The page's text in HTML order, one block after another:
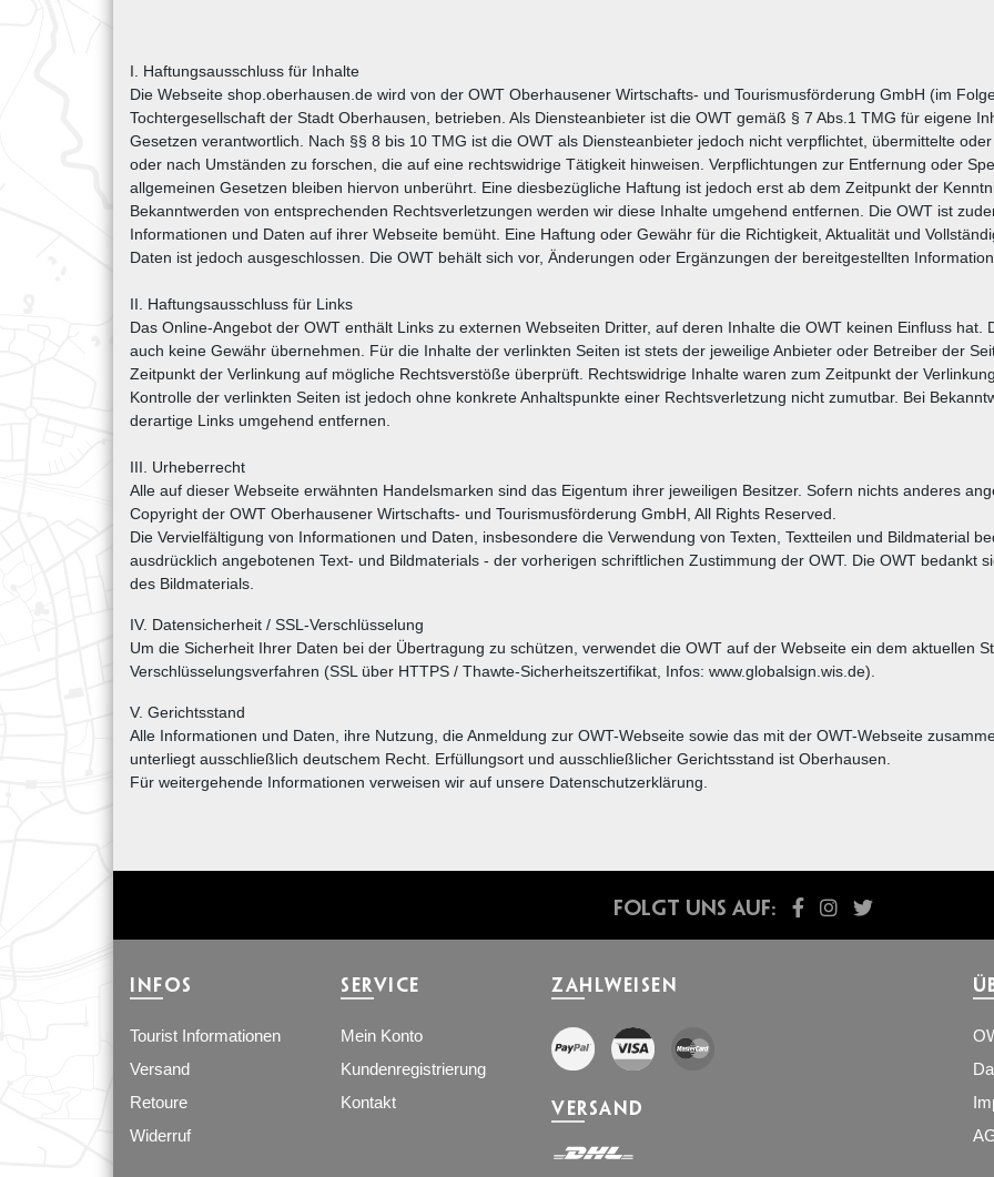
I. Haftungsausschluss für Inhalte
Die Webseite shop.oberhausen.de wird von der OWT Oberhausener Wirtschafts- und Tourismusförderung GmbH (im
Tochtergesellschaft der Stadt Oberhausen, betrieben. Als Diensteanbieter ist die OWT gemäß § 7 Abs.1 TMG für eigene
Gesetzen verantwortlich. Nach §§ 8 bis 10 TMG ist die OWT als Diensteanbieter jedoch nicht verpflichtet, übermittelte
oder nach Umständen zu forschen, die auf eine rechtswidrige Tätigkeit hinweisen. Verpflichtungen zur Entfernung oder
allgemeinen Gesetzen bleiben hiervon unberührt. Eine diesbezügliche Haftung ist jedoch erst ab dem Zeitpunkt der
Bekanntwerden von entsprechenden Rechtsverletzungen werden wir diese Inhalte umgehend entfernen. Die OWT ist
Informationen und Daten auf ihrer Webseite bemüht. Eine Haftung oder Gewähr für die Richtigkeit, Aktualität und
Daten ist jedoch ausgeschlossen. Die OWT behält sich vor, Änderungen oder Ergänzungen der bereitgestellten
II. Haftungsausschluss für Links
Das Online-Angebot der OWT enthält Links zu externen Webseiten Dritter, auf deren Inhalte die OWT keinen Einfluss
auch keine Gewähr übernehmen. Für die Inhalte der verlinkten Seiten ist stets der jeweilige Anbieter oder Betreiber der
Zeitpunkt der Verlinkung auf mögliche Rechtsverstöße überprüft. Rechtswidrige Inhalte waren zum Zeitpunkt der
Kontrolle der verlinkten Seiten ist jedoch ohne konkrete Anhaltspunkte einer Rechtsverletzung nicht zumutbar. Bei
derartige Links umgehend entfernen.
III. Urheberrecht
Alle auf dieser Webseite erwähnten Handelsmarken sind das Eigentum ihrer jeweiligen Besitzer. Sofern nichts anderes
Copyright der OWT Oberhausener Wirtschafts- und Tourismusförderung GmbH, All Rights Reserved.
Die Vervielfältigung von Informationen und Daten, insbesondere die Verwendung von Texten, Textteilen und Bildmaterial
ausdrücklich angebotenen Text- und Bildmaterials - der vorherigen schriftlichen Zustimmung der OWT. Die OWT bedankt
des Bildmaterials.
IV. Datensicherheit / SSL-Verschlüsselung
Um die Sicherheit Ihrer Daten bei der Übertragung zu schützen, verwendet die OWT auf der Webseite ein dem aktuellen
Verschlüsselungsverfahren (SSL über HTTPS / Thawte-Sicherheitszertifikat, Infos: www.globalsign.wis.de).
V. Gerichtsstand
Alle Informationen und Daten, ihre Nutzung, die Anmeldung zur OWT-Webseite sowie das mit der OWT-Webseite
unterliegt ausschließlich deutschem Recht. Erfüllungsort und ausschließlicher Gerichtsstand ist Oberhausen.
Für weitergehende Informationen verweisen wir auf unsere Datenschutzerklärung.
Folgt uns auf:
INFOS
Tourist Informationen
Versand
Retoure
Widerruf
SERVICE
Mein Konto
Kundenregistrierung
Kontakt
ZAHLWEISEN
VERSAND